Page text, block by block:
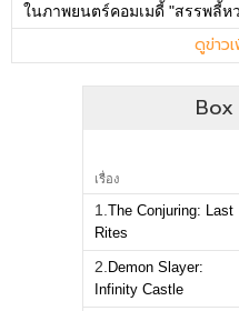
ในภาพยนตร์คอมเมดี้ "สรรพลี้ห
ดูข่าว
เรื่อง
1. The Conjuring: Last
Rites
2. Demon Slayer:
Infinity Castle